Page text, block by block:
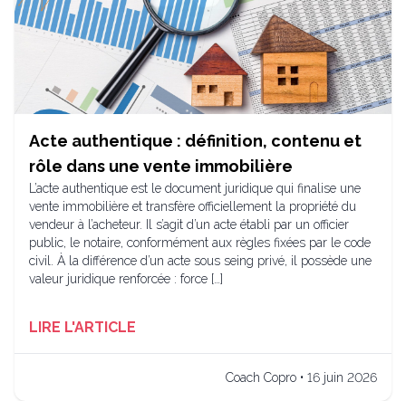
Acte authentique : définition, contenu et
rôle dans une vente immobilière
L’acte authentique est le document juridique qui finalise une
vente immobilière et transfère officiellement la propriété du
vendeur à l’acheteur. Il s’agit d’un acte établi par un officier
public, le notaire, conformément aux règles fixées par le code
civil. À la différence d’un acte sous seing privé, il possède une
valeur juridique renforcée : force […]
LIRE L'ARTICLE
Coach Copro • 16 juin 2026